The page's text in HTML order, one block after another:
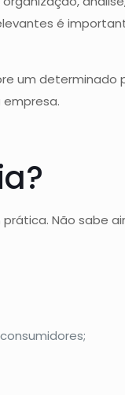
é
um determinado
Não sabe